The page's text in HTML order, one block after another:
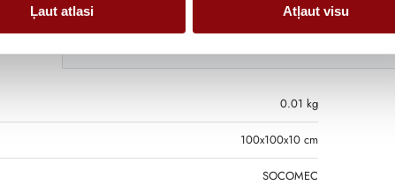
Ļaut atlasi Atļaut visu
0.01 kg
100x100x10 cm
SOCOMEC